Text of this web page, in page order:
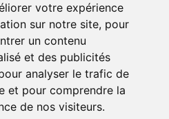
votre expérience
sur notre site, pour
un contenu
et des publicités
analyser le trafic de
et pour comprendre la
de nos visiteurs.